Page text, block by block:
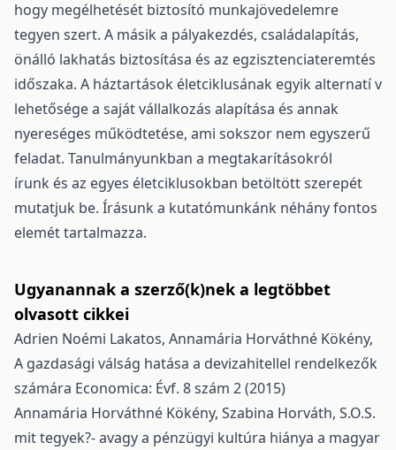
hogy megélhetését biztosító munkajövedelemre
tegyen szert. A másik a pályakezdés, családalapítás,
önálló lakhatás biztosítása és az egzisztenciateremtés
időszaka. A háztartások életciklusának egyik alternatí v
lehetősége a saját vállalkozás alapítása és annak
nyereséges működtetése, ami sokszor nem egyszerű
feladat. Tanulmányunkban a megtakarításokról
írunk és az egyes életciklusokban betöltött szerepét
mutatjuk be. Írásunk a kutatómunkánk néhány fontos
elemét tartalmazza.
Ugyanannak a szerző(k)nek a legtöbbet
olvasott cikkei
Adrien Noémi Lakatos, Annamária Horváthné Kökény,
A gazdasági válság hatása a devizahitellel rendelkezők
számára Economica: Évf. 8 szám 2 (2015)
Annamária Horváthné Kökény, Szabina Horváth, S.O.S.
mit tegyek?- avagy a pénzügyi kultúra hiánya a magyar